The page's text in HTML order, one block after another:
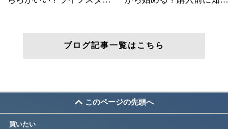
ブログ記事一覧はこちら
このページの先頭へ
買いたい